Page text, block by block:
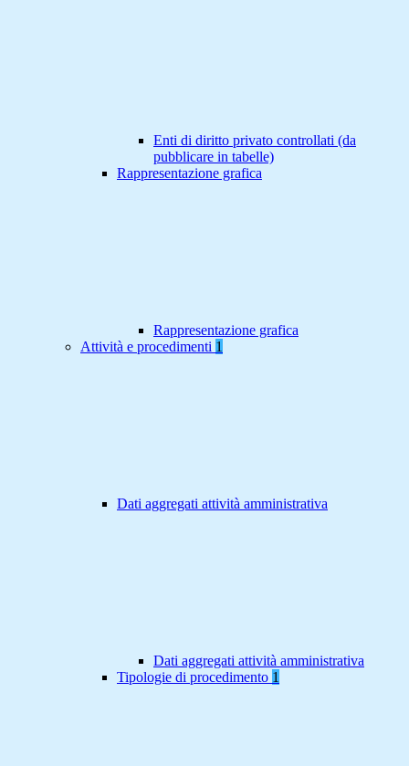
Enti di diritto privato controllati (da
pubblicare in tabelle)
Rappresentazione grafica
Rappresentazione grafica
Attività e procedimenti 1
Dati aggregati attività amministrativa
Dati aggregati attività amministrativa
Tipologie di procedimento 1